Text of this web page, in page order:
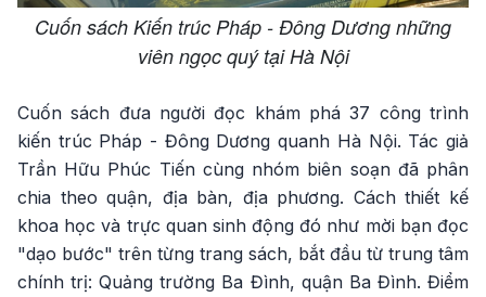
Cuốn sách Kiến trúc Pháp - Đông Dương những
viên ngọc quý tại Hà Nội
Cuốn sách đưa người đọc khám phá 37 công trình
kiến trúc Pháp - Đông Dương quanh Hà Nội. Tác giả
Trần Hữu Phúc Tiến cùng nhóm biên soạn đã phân
chia theo quận, địa bàn, địa phương. Cách thiết kế
khoa học và trực quan sinh động đó như mời bạn đọc
"dạo bước" trên từng trang sách, bắt đầu từ trung tâm
chính trị: Quảng trường Ba Đình, quận Ba Đình. Điểm